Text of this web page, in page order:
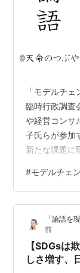
「モデルチ
臨時行政調査
や経営コンサ
子氏らが参加
新たな課題に
経済新聞 日
首相と面会し
きだと政策提
た猪瀬氏は
し上げ、岸
と述べたと
#モデルチェ
「論語を
前
【SDGsは
しさ増す、